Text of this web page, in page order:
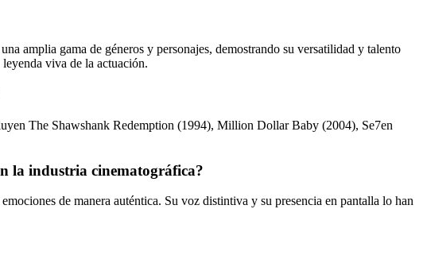
amplia gama de géneros y personajes, demostrando su versatilidad y talento
viva de la actuación.
The Shawshank Redemption (1994), Million Dollar Baby (2004), Se7en
la industria cinematográfica?
de manera auténtica. Su voz distintiva y su presencia en pantalla lo han